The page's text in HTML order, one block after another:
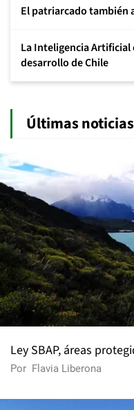
El patriarcado también
La Inteligencia
desarrollo de Chile
Últimas noticias
Ley SBAP, áreas
Por Flavia Liberona